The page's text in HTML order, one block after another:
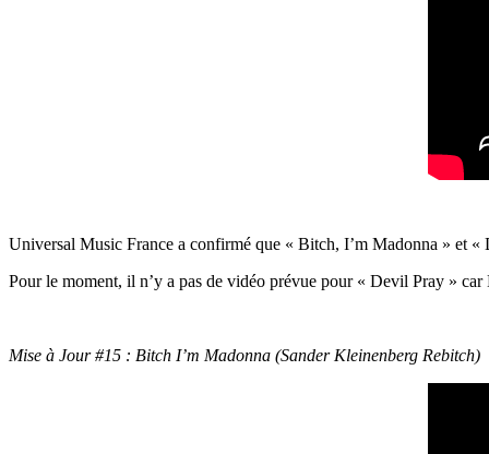
Universal Music France a confirmé que « Bitch, I’m Madonna » et
Pour le moment, il n’y a pas de vidéo prévue pour « Devil Pray »
Mise à Jour #15 : Bitch I’m Madonna (Sander Kleinenberg Rebitch)